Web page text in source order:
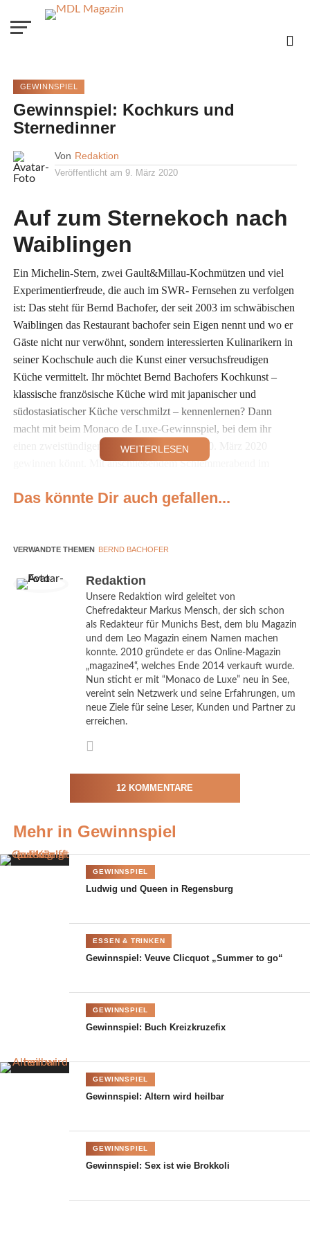
GEWINNSPIEL
Gewinnspiel: Kochkurs und
Sternedinner
Von Redaktion
Veröffentlicht am 9. März 2020
Auf zum Sternekoch nach
Waiblingen
Ein Michelin-Stern, zwei Gault&Millau-Kochmützen und viel
Experimentierfreude, die auch im SWR- Fernsehen zu verfolgen
ist: Das steht für Bernd Bachofer, der seit 2003 im schwäbischen
Waiblingen das Restaurant bachofer sein Eigen nennt und wo er
Gäste nicht nur verwöhnt, sondern interessierten Kulinarikern in
seiner Kochschule auch die Kunst einer versuchsfreudigen
Küche vermittelt. Ihr möchtet Bernd Bachofers Kochkunst –
klassische französische Küche wird mit japanischer und
südostasiatischer Küche verschmilzt – kennenlernen? Dann
macht mit beim Monaco de Luxe-Gewinnspiel, bei dem ihr
einen zweistündigen Kochkurs am Freitag, 20. März 2020
gewinnen könnt. Mit anschließendem Schlemmerabend im
©Bernd Bachofer
Im bachofer im Herzen der alten Stauferstadt Waiblingen und
rund zehn Kilometer von Stuttgart entfernt, erfahrt ihr (Termin
verschoben) bei einem exklusivenKochkurs , warum
Gault&Millau Bernd Bachofers Küche sowohl Asia-Gourmets
als auch Fans bodenständiger schwäbischer Gerichte empfiehlt.
Direkt nach eurem Kocheinsatz werdet ihr selbst im
für 55 Schlemmer, die an Tischen oder der stylischen Bar Platz
nehmen. Ebenfalls Teil des Restaurants ist eine vollverglaste
vor den Augen der Gäste ihr Können zur Schau stellt. Dort wird
beispielsweise Fisch wohlschmeckend mit Fleisch kombiniert.
Regelmäßig entstehen dort auch köstliche Sushi-Spezialitäten,
denn die japanische Küche ist eine von Bachofers
Bernd Bachofer und die
einmaligen Kochkurse
die Küche ausprobieren möchtet. Bernd Bachofer bietet auch
WEITERLESEN
Das könnte Dir auch gefallen...
VERWANDTE THEMEN BERND BACHOFER
Redaktion
Unsere Redaktion wird geleitet von
Chefredakteur Markus Mensch, der sich schon
als Redakteur für Munichs Best, dem blu Magazin
und dem Leo Magazin einem Namen machen
konnte. 2010 gründete er das Online-Magazin
„magazine4“, welches Ende 2014 verkauft wurde.
Nun sticht er mit “Monaco de Luxe” neu in See,
vereint sein Netzwerk und seine Erfahrungen, um
neue Ziele für seine Leser, Kunden und Partner zu
erreichen.
12 KOMMENTARE
Mehr in Gewinnspiel
GEWINNSPIEL
Ludwig und Queen in Regensburg
ESSEN & TRINKEN
Gewinnspiel: Veuve Clicquot „Summer to go“
GEWINNSPIEL
Gewinnspiel: Buch Kreizkruzefix
GEWINNSPIEL
Gewinnspiel: Altern wird heilbar
GEWINNSPIEL
Gewinnspiel: Sex ist wie Brokkoli